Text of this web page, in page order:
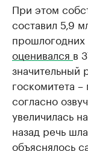
При этом
составил 5,9
прошлогодних
оценивался в
значительный
госкомитета
согласно
увеличилась
назад речь
объяснялось